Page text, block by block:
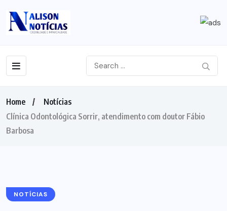
Home
Notícias
Clínica Odontológica Sorrir, atendimento com doutor Fábio
Barbosa
NOTÍCIAS